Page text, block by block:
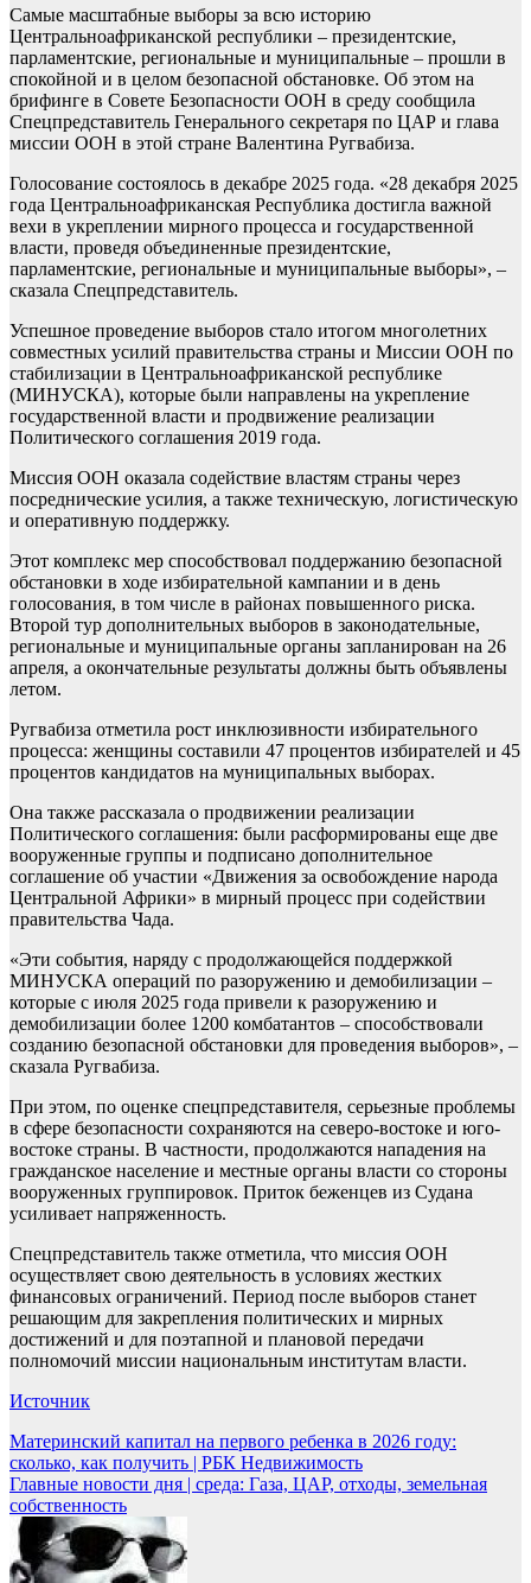
Самые масштабные выборы за всю историю
Центральноафриканской республики – президентские,
парламентские, региональные и муниципальные – прошли в
спокойной и в целом безопасной обстановке. Об этом на
брифинге в Совете Безопасности ООН в среду сообщила
Спецпредставитель Генерального секретаря по ЦАР и глава
миссии ООН в этой стране Валентина Ругвабиза.
Голосование состоялось в декабре 2025 года. «28 декабря 2025
года Центральноафриканская Республика достигла важной
вехи в укреплении мирного процесса и государственной
власти, проведя объединенные президентские,
парламентские, региональные и муниципальные выборы», –
сказала Спецпредставитель.
Успешное проведение выборов стало итогом многолетних
совместных усилий правительства страны и Миссии ООН по
стабилизации в Центральноафриканской республике
(МИНУСКА), которые были направлены на укрепление
государственной власти и продвижение реализации
Политического соглашения 2019 года.
Миссия ООН оказала содействие властям страны через
посреднические усилия, а также техническую, логистическую
и оперативную поддержку.
Этот комплекс мер способствовал поддержанию безопасной
обстановки в ходе избирательной кампании и в день
голосования, в том числе в районах повышенного риска.
Второй тур дополнительных выборов в законодательные,
региональные и муниципальные органы запланирован на 26
апреля, а окончательные результаты должны быть объявлены
летом.
Ругвабиза отметила рост инклюзивности избирательного
процесса: женщины составили 47 процентов избирателей и 45
процентов кандидатов на муниципальных выборах.
Она также рассказала о продвижении реализации
Политического соглашения: были расформированы еще две
вооруженные группы и подписано дополнительное
соглашение об участии «Движения за освобождение народа
Центральной Африки» в мирный процесс при содействии
правительства Чада.
«Эти события, наряду с продолжающейся поддержкой
МИНУСКА операций по разоружению и демобилизации –
которые с июля 2025 года привели к разоружению и
демобилизации более 1200 комбатантов – способствовали
созданию безопасной обстановки для проведения выборов», –
сказала Ругвабиза.
При этом, по оценке спецпредставителя, серьезные проблемы
в сфере безопасности сохраняются на северо-востоке и юго-
востоке страны. В частности, продолжаются нападения на
гражданское население и местные органы власти со стороны
вооруженных группировок. Приток беженцев из Судана
усиливает напряженность.
Спецпредставитель также отметила, что миссия ООН
осуществляет свою деятельность в условиях жестких
финансовых ограничений. Период после выборов станет
решающим для закрепления политических и мирных
достижений и для поэтапной и плановой передачи
полномочий миссии национальным институтам власти.
Источник
Навигация
по
записям
Материнский капитал на первого ребенка в 2026 году:
сколько, как получить | РБК Недвижимость
Главные новости дня | среда: Газа, ЦАР, отходы, земельная
собственность